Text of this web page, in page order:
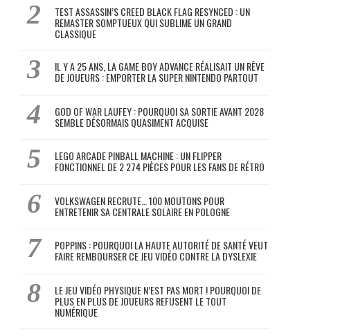
TEST ASSASSIN’S CREED BLACK FLAG RESYNCED : UN
REMASTER SOMPTUEUX QUI SUBLIME UN GRAND
CLASSIQUE
IL Y A 25 ANS, LA GAME BOY ADVANCE RÉALISAIT UN RÊVE
DE JOUEURS : EMPORTER LA SUPER NINTENDO PARTOUT
GOD OF WAR LAUFEY : POURQUOI SA SORTIE AVANT 2028
SEMBLE DÉSORMAIS QUASIMENT ACQUISE
LEGO ARCADE PINBALL MACHINE : UN FLIPPER
FONCTIONNEL DE 2 274 PIÈCES POUR LES FANS DE RÉTRO
VOLKSWAGEN RECRUTE… 100 MOUTONS POUR
ENTRETENIR SA CENTRALE SOLAIRE EN POLOGNE
POPPINS : POURQUOI LA HAUTE AUTORITÉ DE SANTÉ VEUT
FAIRE REMBOURSER CE JEU VIDÉO CONTRE LA DYSLEXIE
LE JEU VIDÉO PHYSIQUE N’EST PAS MORT ! POURQUOI DE
PLUS EN PLUS DE JOUEURS REFUSENT LE TOUT
NUMÉRIQUE